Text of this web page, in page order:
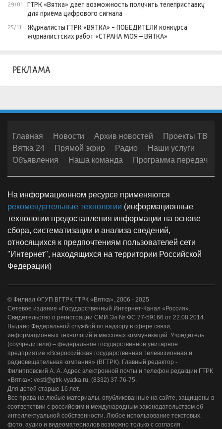
29/01
ГТРК «Вятка» дает возможность получить телеприставку
для приёма цифрового сигнала
25/11
Журналисты ГТРК «ВЯТКА» - ПОБЕДИТЕЛИ конкурса
журналистских работ «СТРАНА МОЯ – ВЯТКА»
РЕКЛАМА
Главная Новости Архив новостей
Проекты ТВ
Вятка 24
Прямой эфир Радио
Наши услуги
Объявления
Наша команда Программа передач
На информационном ресурсе применяются
рекомендательные технологии (информационные
технологии предоставления информации на основе
сбора, систематизации и анализа сведений,
относящихся к предпочтениям пользователей сети
"Интернет", находящихся на территории Российской
Федерации)
© Филиал ФГУП ВГТРК ГТРК «Вятка», 2006 - 2025
Сетевое издание «Государственный Интернет-Канал «Россия».
Свидетельство о регистрации СМИ Эл № ФС 77-59166 от 22.08.2014.
Выдано Федеральной службой по надзору в сфере связи,
информационных технологий и массовых коммуникаций. Учредитель
(соучредители) – федеральное государственное унитарное
предприятие «Всероссийская государственная телевизионная и
радиовещательная компания» (ВГТРК). Главный редактор -
Филипповский А. А. Адрес электронной почты и телефон редакции ГТРК
«Вятка»: vesti@gtrk-vyatka.ru, (8332) 37-76-75.
Для детей старше 16 лет.
Все права на любые материалы, опубликованные на сайте, защищены в
соответствии с российским и международным законодательством об
интеллектуальной собственности. Любое использование текстовых,
фото, аудио и видеоматериалов возможно только с согласия